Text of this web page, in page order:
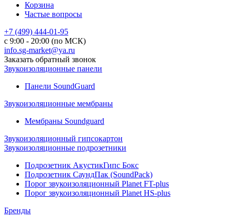
Корзина
Частые вопросы
+7 (499) 444-01-95
с 9:00 - 20:00 (по МСК)
info.sg-market@ya.ru
Заказать обратный звонок
Звукоизоляционные панели
Панели SoundGuard
Звукоизоляционные мембраны
Мембраны Soundguard
Звукоизоляционный гипсокартон
Звукоизоляционные подрозетники
Подрозетник АкустикГипс Бокс
Подрозетник СаундПак (SoundPack)
Порог звукоизоляционный Planet FT-plus
Порог звукоизоляционный Planet HS-plus
Бренды